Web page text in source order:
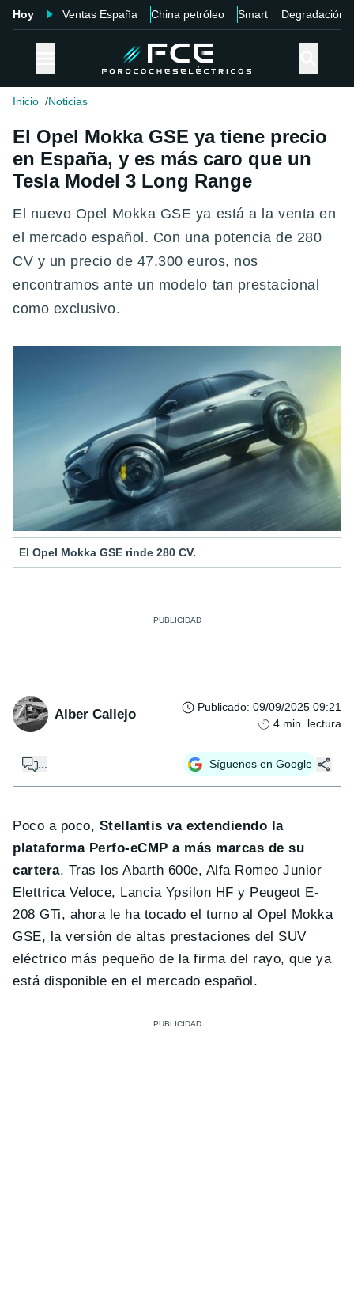
Hoy Ventas España China petróleo Smart Degradación
Inicio Noticias
El Opel Mokka GSE ya tiene precio
en España, y es más caro que un
Tesla Model 3 Long Range
El nuevo Opel Mokka GSE ya está a la venta en
el mercado español. Con una potencia de 280
CV y un precio de 47.300 euros, nos
encontramos ante un modelo tan prestacional
como exclusivo.
El Opel Mokka GSE rinde 280 CV.
Alber Callejo Publicado: 09/09/2025 09:21
4 min. lectura
... Síguenos en Google
Poco a poco, Stellantis va extendiendo la
plataforma Perfo-eCMP a más marcas de su
cartera. Tras los Abarth 600e, Alfa Romeo Junior
Elettrica Veloce, Lancia Ypsilon HF y Peugeot E-
208 GTi, ahora le ha tocado el turno al Opel Mokka
GSE, la versión de altas prestaciones del SUV
eléctrico más pequeño de la firma del rayo, que ya
está disponible en el mercado español.